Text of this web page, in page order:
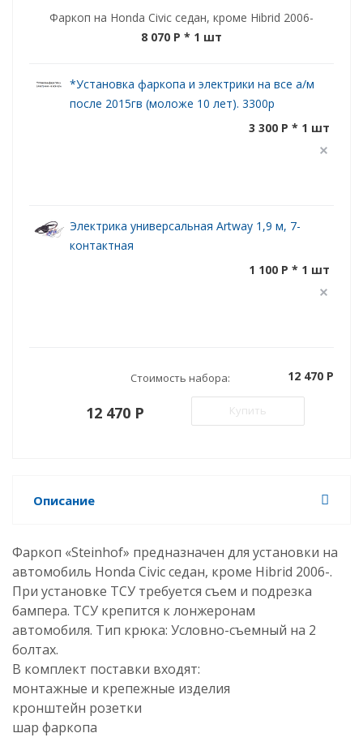
Фаркоп на Honda Civic седан, кроме Hibrid 2006-
8 070 P * 1 шт
*Установка фаркопа и электрики на все а/м
после 2015гв (моложе 10 лет). 3300р
3 300 P * 1 шт
Электрика универсальная Artway 1,9 м, 7-
контактная
1 100 P * 1 шт
Стоимость набора: 12 470 P
12 470 P Купить
Описание
Фаркоп «Steinhof» предназначен для установки на
автомобиль Honda Civic седан, кроме Hibrid 2006-.
При установке ТСУ требуется съем и подрезка
бампера. ТСУ крепится к лонжеронам
автомобиля. Тип крюка: Условно-съемный на 2
болтах.
В комплект поставки входят:
монтажные и крепежные изделия
кронштейн розетки
шар фаркопа